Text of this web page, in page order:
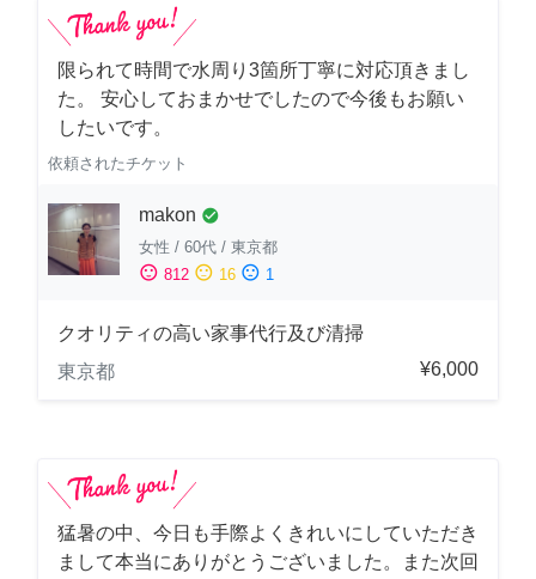
限られて時間で水周り3箇所丁寧に対応頂きまし
た。 安心しておまかせでしたので今後もお願い
したいです。
依頼されたチケット
makon check_circle
女性 / 60代 / 東京都
sentiment_satisfied 812 sentiment_neutral 16 sentiment_dissatisfied 1
クオリティの高い家事代行及び清掃
東京都
¥6,000
猛暑の中、今日も手際よくきれいにしていただき
まして本当にありがとうございました。また次回